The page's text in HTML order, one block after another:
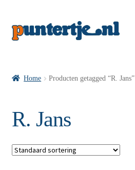
Home Producten getagged “R. Jans”
R. Jans